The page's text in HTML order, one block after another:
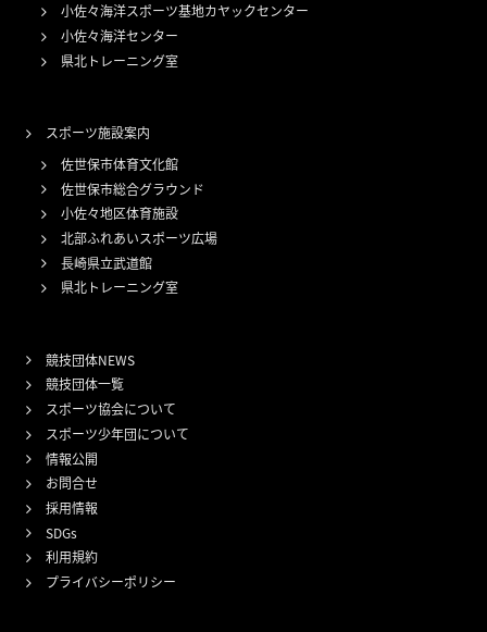
小佐々海洋スポーツ基地カヤックセンター
小佐々海洋センター
県北トレーニング室
スポーツ施設案内
佐世保市体育文化館
佐世保市総合グラウンド
小佐々地区体育施設
北部ふれあいスポーツ広場
長崎県立武道館
県北トレーニング室
競技団体NEWS
競技団体一覧
スポーツ協会について
スポーツ少年団について
情報公開
お問合せ
採用情報
SDGs
利用規約
プライバシーポリシー